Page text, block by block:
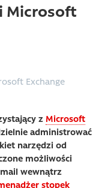
Microsoft
Exchange
z Microsoft
administrować
narzędzi od
możliwości
wewnątrz
stopek